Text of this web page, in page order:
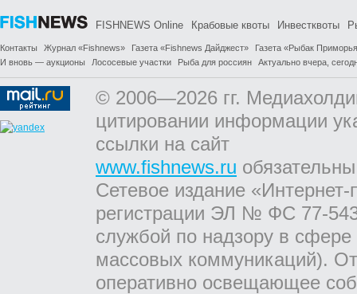
FISHNEWS Online Крабовые квоты Инвестквоты
Контакты Журнал «Fishnews» Газета «Fishnews Дайджест»
Газета «Рыбак
И вновь — аукционы
Лососевые участки Рыба для россиян Актуально вчера,
© 2006—2026 гг.
цитировании информации
ссылки на сайт
www.fishnews.ru
Сетевое издание
регистрации ЭЛ № ФС 77-
службой по надзору в
массовых коммуникаций).
оперативно освещающее